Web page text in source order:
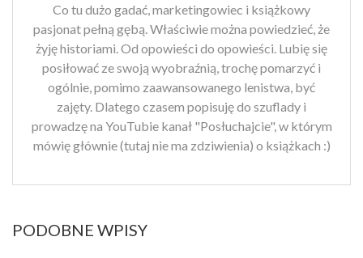
Co tu dużo gadać, marketingowiec i książkowy
pasjonat pełną gębą. Właściwie można powiedzieć, że
żyję historiami. Od opowieści do opowieści. Lubię się
posiłować ze swoją wyobraźnią, trochę pomarzyć i
ogólnie, pomimo zaawansowanego lenistwa, być
zajęty. Dlatego czasem popisuję do szuflady i
prowadzę na YouTubie kanał "Posłuchajcie", w którym
mówię głównie (tutaj nie ma zdziwienia) o książkach :)
PODOBNE WPISY